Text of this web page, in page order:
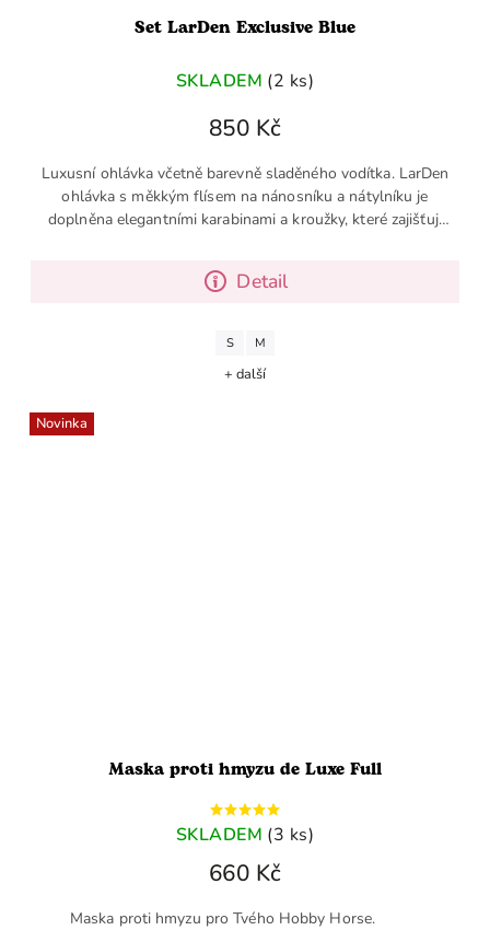
Set LarDen Exclusive Blue
SKLADEM (2 ks)
850 Kč
Detail
Luxusní ohlávka včetně barevně sladěného vodítka. LarDen
ohlávka s měkkým flísem na nánosníku a nátylníku je
doplněna elegantními karabinami a kroužky, které zajišťují
S M
+ další
Novinka
Maska proti hmyzu de Luxe Full
SKLADEM (3 ks)
660 Kč
Maska proti hmyzu pro Tvého Hobby Horse.